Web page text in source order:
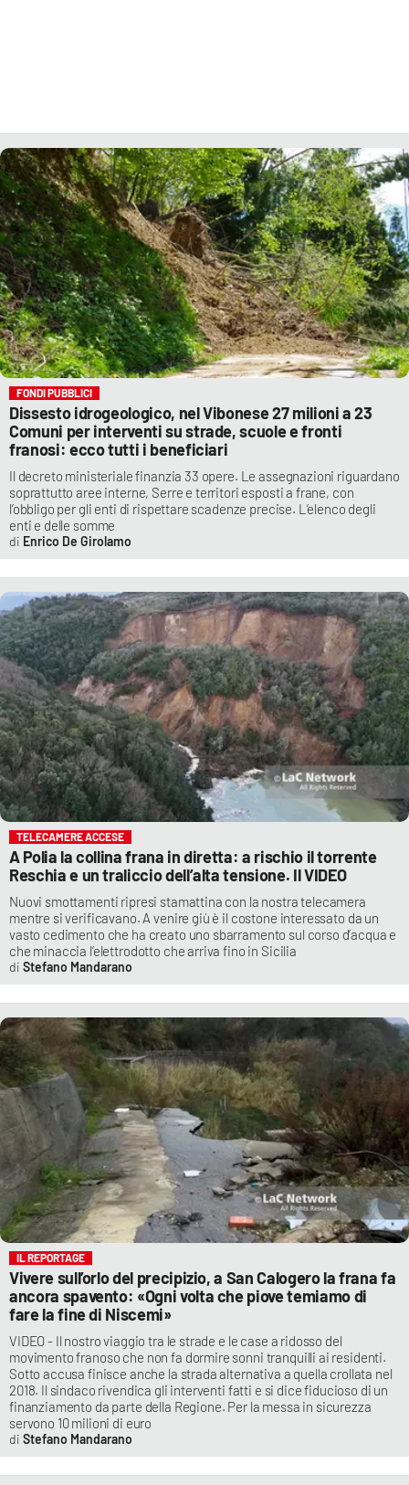
ANDROID
APPLE
FONDI PUBBLICI
Dissesto idrogeologico, nel Vibonese 27 milioni a 23
Comuni per interventi su strade, scuole e fronti
franosi: ecco tutti i beneficiari
Il decreto ministeriale finanzia 33 opere. Le assegnazioni riguardano
soprattutto aree interne, Serre e territori esposti a frane, con
l’obbligo per gli enti di rispettare scadenze precise. L’elenco degli
enti e delle somme
Enrico De Girolamo
TELECAMERE ACCESE
A Polia la collina frana in diretta: a rischio il torrente
Reschia e un traliccio dell’alta tensione. Il VIDEO
Nuovi smottamenti ripresi stamattina con la nostra telecamera
mentre si verificavano. A venire giù è il costone interessato da un
vasto cedimento che ha creato uno sbarramento sul corso d’acqua e
che minaccia l’elettrodotto che arriva fino in Sicilia
Stefano Mandarano
IL REPORTAGE
Vivere sull’orlo del precipizio, a San Calogero la frana fa
ancora spavento: «Ogni volta che piove temiamo di
fare la fine di Niscemi»
VIDEO - Il nostro viaggio tra le strade e le case a ridosso del
movimento franoso che non fa dormire sonni tranquilli ai residenti.
Sotto accusa finisce anche la strada alternativa a quella crollata nel
2018. Il sindaco rivendica gli interventi fatti e si dice fiducioso di un
finanziamento da parte della Regione. Per la messa in sicurezza
servono 10 milioni di euro
Stefano Mandarano